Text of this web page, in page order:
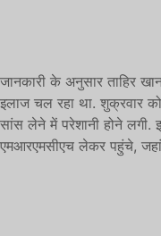
जानकारी के अनुसार ताहिर
इलाज चल रहा था. शुक्रवार
सांस लेने में परेशानी होने लगी.
एमआरएमसीएच लेकर पहुंचे,